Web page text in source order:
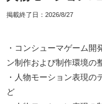
掲載終了日： 2026/8/27
・コンシューマゲーム開
ン制作および制作環境の
・人物モーション表現
ど